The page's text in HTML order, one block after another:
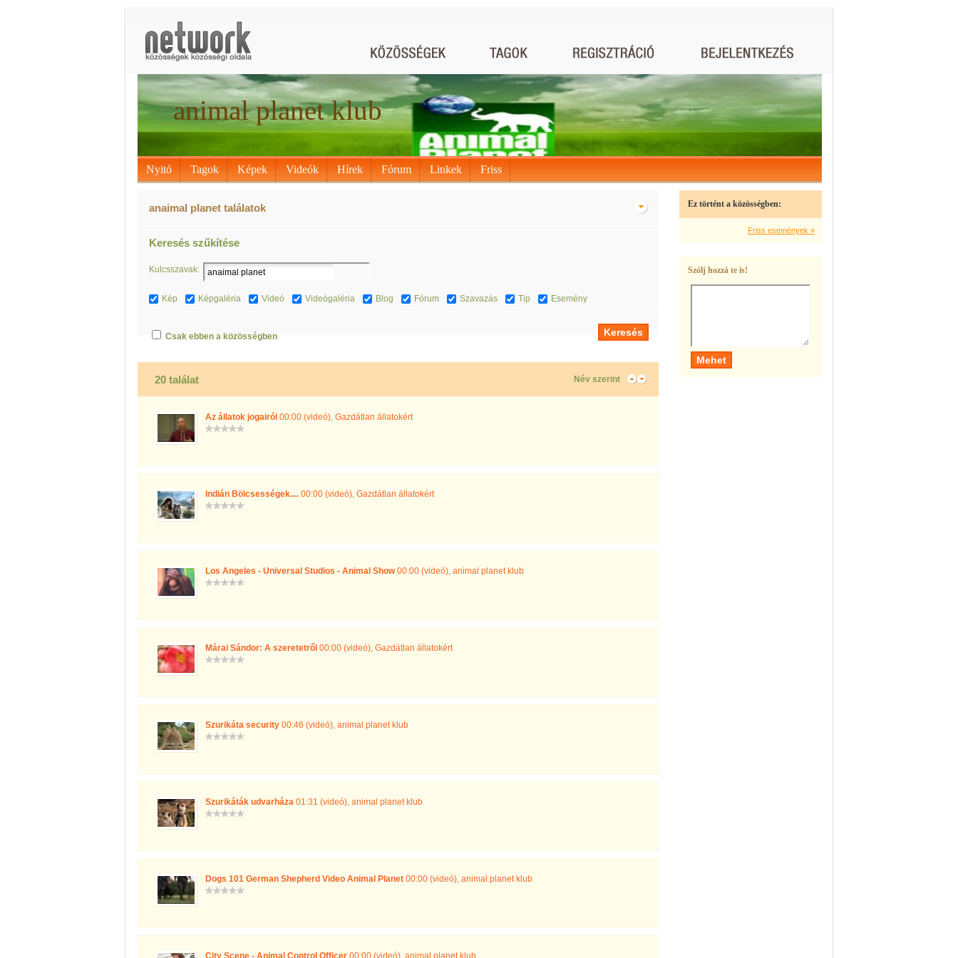
animal planet klub
Nyitó Tagok Képek Videók Hírek Fórum Linkek Friss
anaimal planet találatok
Keresés szűkítése
Kulcsszavak:
Kép Képgaléria Videó Videógaléria Blog Fórum Szavazás Tip Esemény
Csak ebben a közösségben
20 találat Név szerint
Az állatok jogairól 00:00 (videó), Gazdátlan állatokért
Indián Bölcsességek.... 00:00 (videó), Gazdátlan állatokért
Los Angeles - Universal Studios - Animal Show00:00 (videó), animal planet klub
Márai Sándor: A szeretetről 00:00 (videó), Gazdátlan állatokért
Szurikáta security 00:46 (videó), animal planet klub
Szurikáták udvarháza 01:31 (videó), animal planet klub
Dogs 101 German Shepherd Video Animal Planet 00:00 (videó), animal planet klub
City Scene - Animal Control Officer 00:00 (videó) animal planet klub
Ez történt a közösségben:
Friss események »
Szólj hozzá te is!